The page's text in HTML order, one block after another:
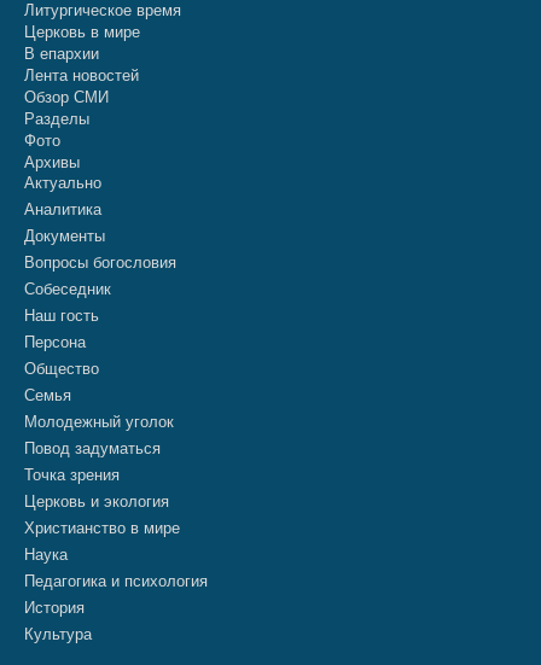
Литургическое время
Церковь в мире
В епархии
Лента новостей
Обзор СМИ
Разделы
Фото
Архивы
Актуально
Аналитика
Документы
Вопросы богословия
Собеседник
Наш гость
Персона
Общество
Семья
Молодежный уголок
Повод задуматься
Точка зрения
Церковь и экология
Христианство в мире
Наука
Педагогика и психология
История
Культура